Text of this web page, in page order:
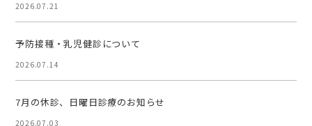
2026.07.21
予防接種・乳児健診について
2026.07.14
7月の休診、日曜日診療のお知らせ
2026.07.03